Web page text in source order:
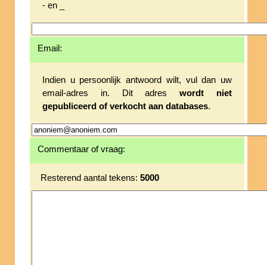
- en _
Email:
Indien u persoonlijk antwoord wilt, vul dan uw
email-adres in. Dit adreswordt niet
gepubliceerd of verkocht aan databases.
Commentaar of vraag:
Resterend aantal tekens: 5000